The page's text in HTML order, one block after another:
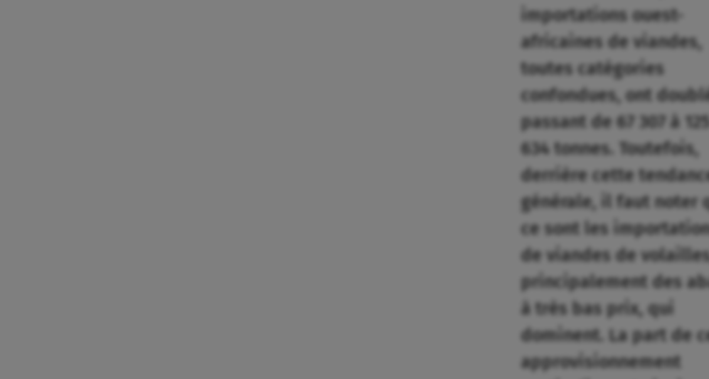
importations ouest-
africaines de viandes,
toutes catégories
confondues, ont
passant de 67 307 à 125
634 tonnes. Toutefois,
derrière cette
générale, il faut noter
ce sont les
de viandes de
principalement des
à très bas prix, qui
dominent. La part de
approvisionnement